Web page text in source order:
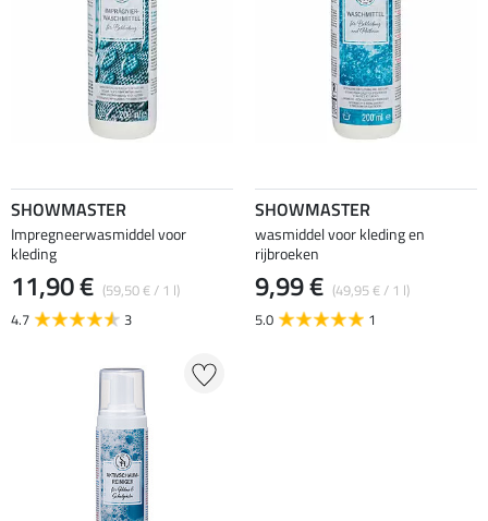
SHOWMASTER
Impregneerwasmiddel voor
kleding
11,90 € (59,50 € / 1 l)
4.7
3
SHOWMASTER
wasmiddel voor kleding en
rijbroeken
9,99 € (49,95 € / 1 l)
5.0
1